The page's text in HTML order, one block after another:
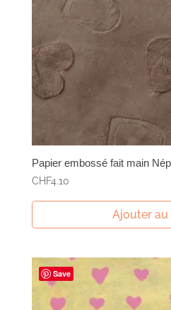
Papier embossé fait main
CHF4.10
Ajouter au
Save